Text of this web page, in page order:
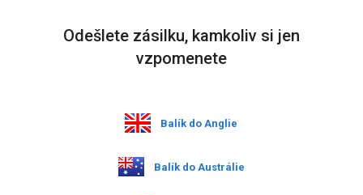
Odešlete zásilku, kamkoliv si jen
vzpomenete
Balík do Anglie
Balík do Austrálie